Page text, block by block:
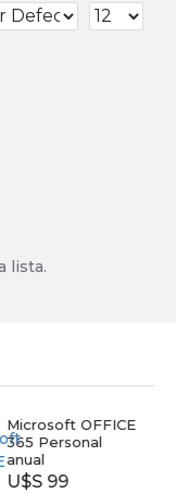
lista.
Microsoft OFFICE
365 Personal
anual
U$S 99